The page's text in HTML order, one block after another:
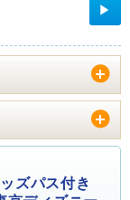
▶
ズパス付き